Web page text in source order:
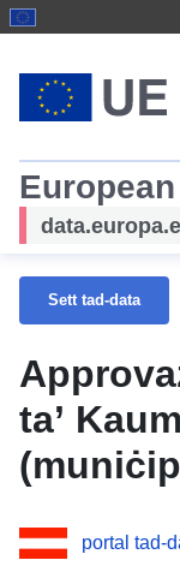
Sett tad-data
ta’
portal tad-